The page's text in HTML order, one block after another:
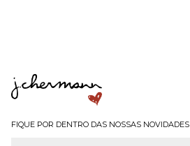
FIQUE POR DENTRO DAS NOSSAS NOVIDADES